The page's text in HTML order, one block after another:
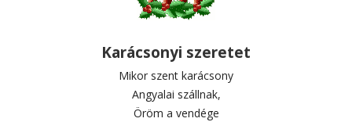
Karácsonyi szeretet
Mikor szent karácsony
Angyalai szállnak,
Öröm a vendége